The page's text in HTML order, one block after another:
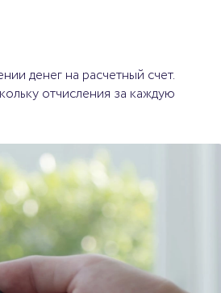
денег на расчетный счет.
отчисления за каждую